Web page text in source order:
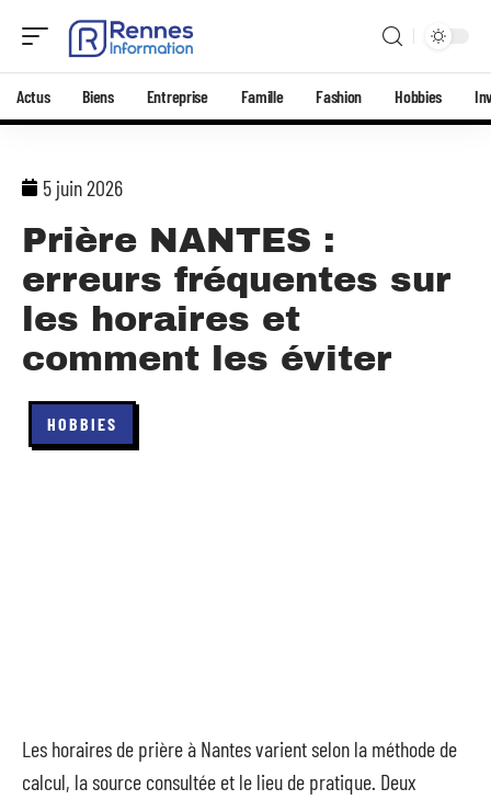
Actus Biens Entreprise Famille Fashion Hobbies
5 juin 2026
Prière NANTES :
erreurs fréquentes sur
les horaires et
comment les éviter
HOBBIES
Les horaires de prière à Nantes varient selon la méthode de
calcul, la source consultée et le lieu de pratique. Deux